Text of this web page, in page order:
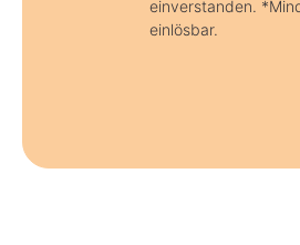
einverstanden.
einlösbar.